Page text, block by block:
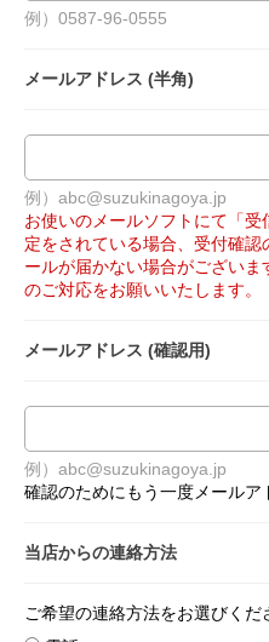
例）0587-96-0555
メールアドレス (半角)
例）abc@suzukinagoya.jp
お使いのメールソフトにて「
定をされている場合、受付確
ールが届かない場合がござい
のご対応をお願いいたします。
メールアドレス (確認用)
例）abc@suzukinagoya.jp
確認のためにもう一度メールア
当店からの連絡方法
ご希望の連絡方法をお選びくだ